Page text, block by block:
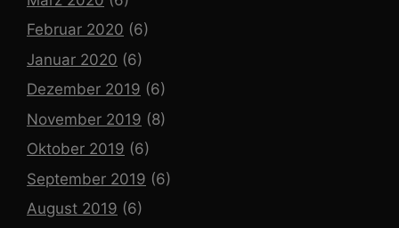
Februar 2020 (6)
Januar 2020 (6)
Dezember 2019 (6)
November 2019 (8)
Oktober 2019 (6)
September 2019 (6)
August 2019 (6)